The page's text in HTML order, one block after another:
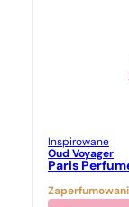
Inspirowane
Oud Voyager
Paris